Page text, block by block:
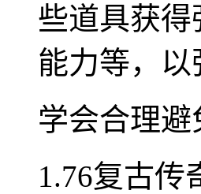
些道具获
能力等，
学会合理避
1.76复古传